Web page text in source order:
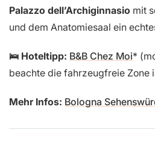
Palazzo dell’Archiginnasio mit
und dem Anatomiesaal ein
🛌 Hoteltipp: B&B Chez Moi
beachte die fahrzeugfreie Zone
Mehr Infos: Bologna